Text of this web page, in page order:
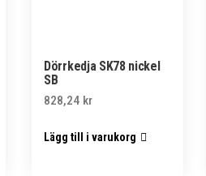
Dörrkedja SK78 nickel
SB
828,24 kr
Lägg till i varukorg